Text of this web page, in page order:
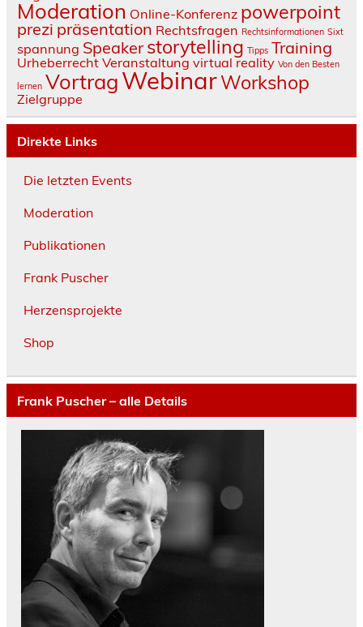
Moderation Online-Konferenz powerpoint
prezi präsentation Rechtsfragen Rechtsinformationen Sixt
spannung Speaker storytelling Tipps Training
Urheberrecht Veranstaltung virtual reality Von den Besten
lernen VortragWebinarWorkshop
Zielgruppe
Direkte Links
Die letzten Events
Moderation
Publikationen
Frank Puscher
Herzensprojekte
Shop
Frank Puscher – alle Details